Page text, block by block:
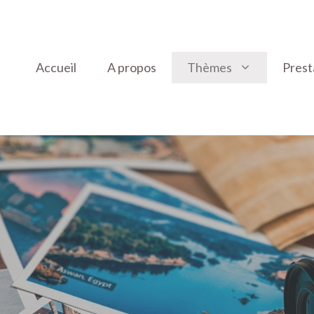
Accueil A propos Thèmes